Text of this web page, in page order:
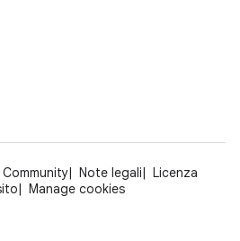
Community Note legali
Licenza
Manage cookies